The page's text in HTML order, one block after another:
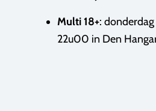
Multi 18+:
22u00 in Den